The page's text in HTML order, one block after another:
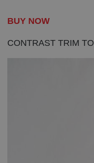
BUY NOW
CONTRAST TRIM